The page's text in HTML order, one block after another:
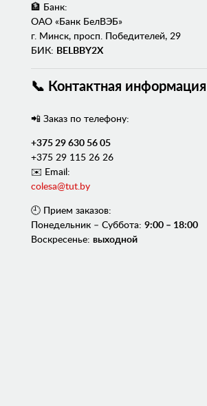
🏦 Банк:
ОАО «Банк БелВЭБ»
г. Минск, просп. Победителей, 29
БИК: BELBBY2X
📞 Контактная информация
📲 Заказ по телефону:
+375 29 630 56 05
+375 29 115 26 26
✉️ Email:
colesa@tut.by
🕘 Прием заказов:
Понедельник – Суббота: 9:00 – 18:00
Воскресенье: выходной